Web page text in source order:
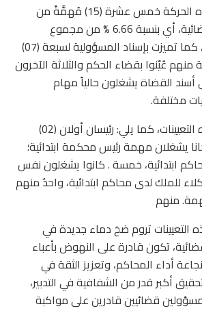
وعليه، فقد همت هذه الحركة خمس عشرة (15) مُهمَّةً من
مهام المسؤولية القضائية، أي بنسبة 6.66 % من مجموع
المسؤوليات القضائية، كما تميزت بإسناد المسؤولية لسبعة (07)
عُيّنوا بقضاء الحكم والثلاثة الآخرون
أسند القضاة يشغلون حالياً مهام
مختلفة.
وقد توزعت جميع هذه التعيينات، كما يلي: رئيسان أولان (02)
يشغلان مهمة رئيس محكمة ابتدائية؛
المحاكم ابتدائية، خمسة . كانوا يشغلون نفس
أربعة (04) وكلاء للملك لدى محاكم ابتدائية، واحدٌ منهم
منهم
التعيينات تروم ضخ دماء جديدة في
تكون قادرة على النهوض بأعباء
أداء المحاكم، وتعزيز الثقة في
أكبر قدر من الشفافية في التدبير،
قضائيين قادرين على مواكبة